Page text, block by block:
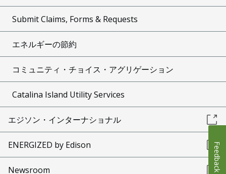
Submit Claims, Forms & Requests
エネルギーの節約
コミュニティ・チョイス・アグリゲーション
Catalina Island Utility Services
エジソン・インターナショナル
ENERGIZED by Edison
Newsroom Feedback